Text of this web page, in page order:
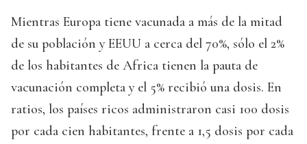
Mientras Europa tiene vacunada a más de la mitad
de su población y EEUU a cerca del 70%, sólo el 2%
de los habitantes de Africa tienen la pauta de
vacunación completa y el 5% recibió una dosis. En
ratios, los países ricos administraron casi 100 dosis
por cada cien habitantes, frente a 1,5 dosis por cada